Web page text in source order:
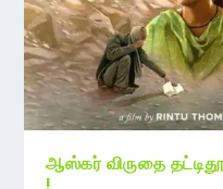
ஆஸ்கர் விருதை